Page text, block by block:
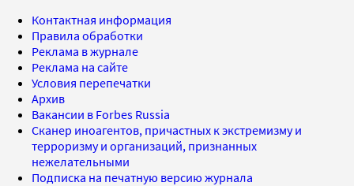
Контактная информация
Правила обработки
Реклама в журнале
Реклама на сайте
Условия перепечатки
Архив
Вакансии в Forbes Russia
Сканер иноагентов, причастных к экстремизму и
терроризму и организаций, признанных
нежелательными
Подписка на печатную версию журнала